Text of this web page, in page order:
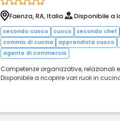
Faenza, RA, Italia Disponibile a
secondo cuoco cuoco secondo chef
commis di cucina
apprendista cuoco
agente di commercio
Competenze organizzative, relazionali
Disponibile a ricoprire vari ruoli in